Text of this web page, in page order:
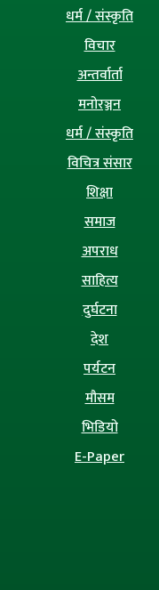
धर्म / संस्कृति
विचार
अन्तर्वार्ता
मनोरञ्जन
धर्म / संस्कृति
विचित्र संसार
शिक्षा
समाज
अपराध
साहित्य
दुर्घटना
देश
पर्यटन
मौसम
भिडियो
E-Paper